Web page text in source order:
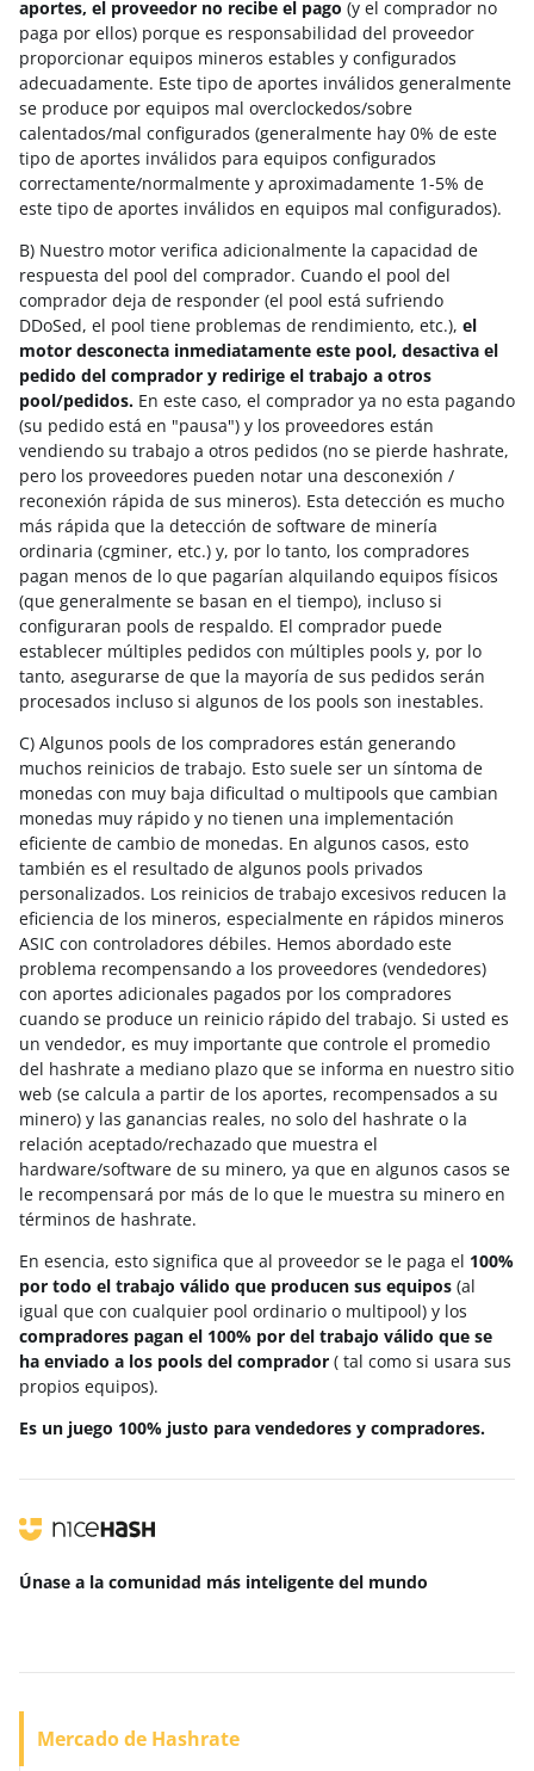
aportes, el proveedor no recibe el pago (y el comprador no
paga por ellos) porque es responsabilidad del proveedor
proporcionar equipos mineros estables y configurados
adecuadamente. Este tipo de aportes inválidos generalmente
se produce por equipos mal overclockedos/sobre
calentados/mal configurados (generalmente hay 0% de este
tipo de aportes inválidos para equipos configurados
correctamente/normalmente y aproximadamente 1-5% de
este tipo de aportes inválidos en equipos mal configurados).
B) Nuestro motor verifica adicionalmente la capacidad de
respuesta del pool del comprador. Cuando el pool del
comprador deja de responder (el pool está sufriendo
DDoSed, el pool tiene problemas de rendimiento, etc.), el
motor desconecta inmediatamente este pool, desactiva el
pedido del comprador y redirige el trabajo a otros
pool/pedidos. En este caso, el comprador ya no esta pagando
(su pedido está en "pausa") y los proveedores están
vendiendo su trabajo a otros pedidos (no se pierde hashrate,
pero los proveedores pueden notar una desconexión /
reconexión rápida de sus mineros). Esta detección es mucho
más rápida que la detección de software de minería
ordinaria (cgminer, etc.) y, por lo tanto, los compradores
pagan menos de lo que pagarían alquilando equipos físicos
(que generalmente se basan en el tiempo), incluso si
configuraran pools de respaldo. El comprador puede
establecer múltiples pedidos con múltiples pools y, por lo
tanto, asegurarse de que la mayoría de sus pedidos serán
procesados incluso si algunos de los pools son inestables.
C) Algunos pools de los compradores están generando
muchos reinicios de trabajo. Esto suele ser un síntoma de
monedas con muy baja dificultad o multipools que cambian
monedas muy rápido y no tienen una implementación
eficiente de cambio de monedas. En algunos casos, esto
también es el resultado de algunos pools privados
personalizados. Los reinicios de trabajo excesivos reducen la
eficiencia de los mineros, especialmente en rápidos mineros
ASIC con controladores débiles. Hemos abordado este
problema recompensando a los proveedores (vendedores)
con aportes adicionales pagados por los compradores
cuando se produce un reinicio rápido del trabajo. Si usted es
un vendedor, es muy importante que controle el promedio
del hashrate a mediano plazo que se informa en nuestro sitio
web (se calcula a partir de los aportes, recompensados a su
minero) y las ganancias reales, no solo del hashrate o la
relación aceptado/rechazado que muestra el
hardware/software de su minero, ya que en algunos casos se
le recompensará por más de lo que le muestra su minero en
términos de hashrate.
En esencia, esto significa que al proveedor se le paga el 100%
por todo el trabajo válido que producen sus equipos (al
igual que con cualquier pool ordinario o multipool) y los
compradores pagan el 100% por del trabajo válido que se
ha enviado a los pools del comprador ( tal como si usara sus
propios equipos).
Es un juego 100% justo para vendedores y compradores.
Únase a la comunidad más inteligente del mundo
Mercado de Hashrate